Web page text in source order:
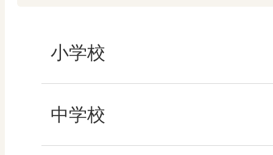
小学校
社会
中学校